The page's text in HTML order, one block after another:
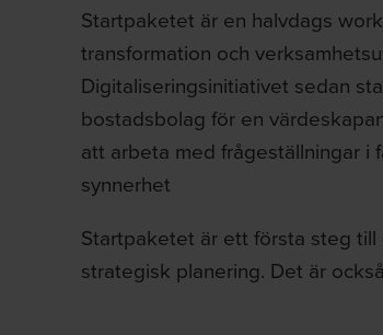
Startpaketet är en halvdags
transformation och
Digitaliseringsinitiativet sedan
bostadsbolag för en
att arbeta med frågeställningar i
synnerhet
Startpaketet är ett första steg till
strategisk planering. Det är